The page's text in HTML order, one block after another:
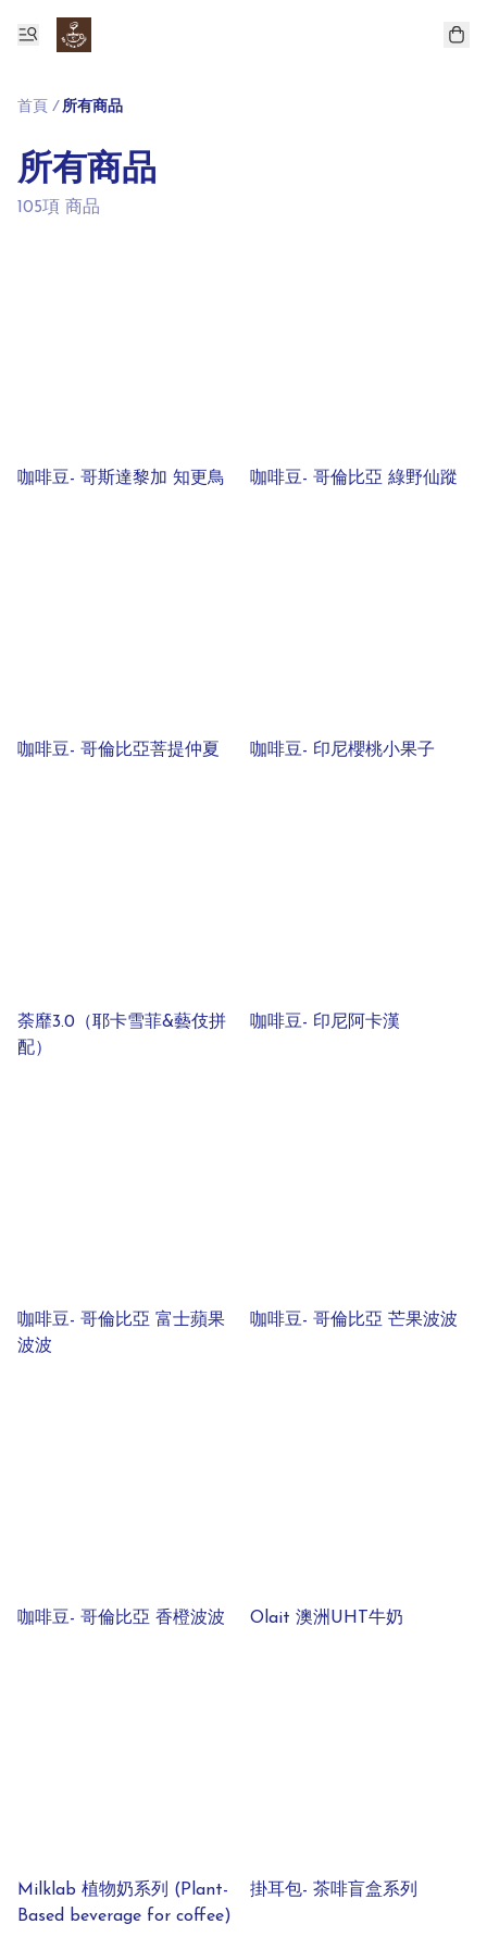
首頁 / 所有商品
所有商品
105項 商品
咖啡豆- 哥斯達黎加 知更鳥 咖啡豆- 哥倫比亞 綠野仙蹤
咖啡豆- 哥倫比亞菩提仲夏 咖啡豆- 印尼櫻桃小果子
荼靡3.0（耶卡雪菲&藝伎拼
配）
咖啡豆- 印尼阿卡漢
咖啡豆- 哥倫比亞 富士蘋果
波波
咖啡豆- 哥倫比亞 芒果波波
咖啡豆- 哥倫比亞 香橙波波 Olait 澳洲UHT牛奶
Milklab 植物奶系列 (Plant-
Based beverage for coffee)
掛耳包- 茶啡盲盒系列